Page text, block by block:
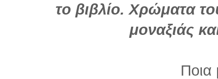
το βιβλίο. Χρώματα
μοναξιάς
Ποια